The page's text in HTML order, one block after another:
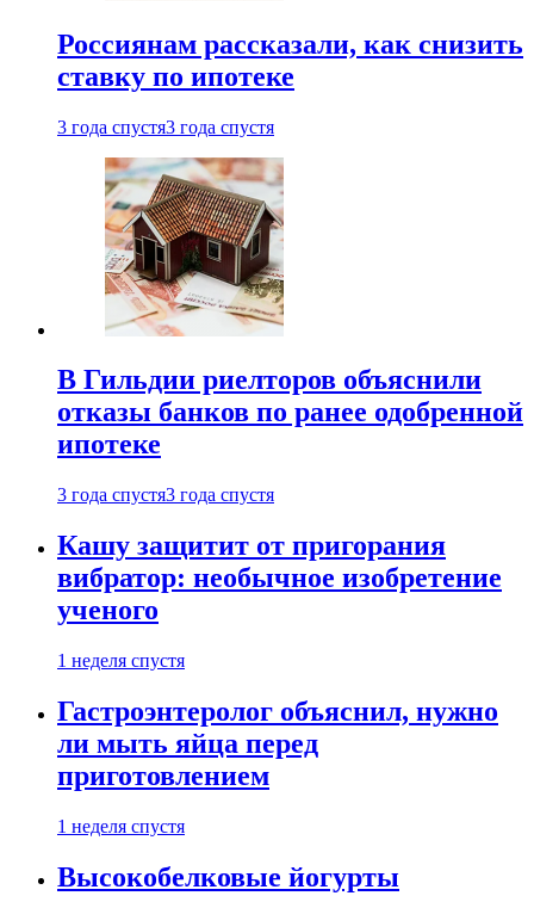
Россиянам рассказали, как снизить
ставку по ипотеке
3 года спустя3 года спустя
В Гильдии риелторов объяснили
отказы банков по ранее одобренной
ипотеке
3 года спустя3 года спустя
Кашу защитит от пригорания
вибратор: необычное изобретение
ученого
1 неделя спустя
Гастроэнтеролог объяснил, нужно
ли мыть яйца перед
приготовлением
1 неделя спустя
Высокобелковые йогурты